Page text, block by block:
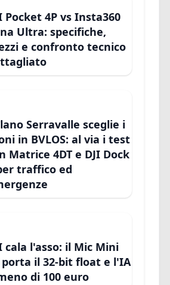
Pocket 4P vs Insta360
Ultra: specifiche,
e confronto tecnico
Serravalle sceglie i
in BVLOS: al via i test
Matrice 4DT e DJI Dock
traffico ed
cala l'asso: il Mic Mini
porta il 32-bit float e l'IA
di 100 euro